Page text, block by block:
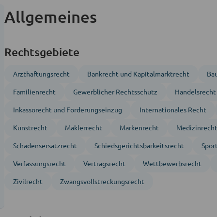
Allgemeines
Rechtsgebiete
Arzthaftungsrecht Bankrecht und Kapitalmarktrecht
Familienrecht Gewerblicher Rechtsschutz
Inkasso­recht und Forderungs­einzug Inter­nationales Recht
Kunstrecht Maklerrecht Markenrecht Medizinrecht
Schadensersatzrecht Schiedsgerichts­barkeitsrecht
Verfassungs­recht Vertragsrecht Wettbewerbsrecht
Zivil­recht Zwangs­vollstreckungs­recht